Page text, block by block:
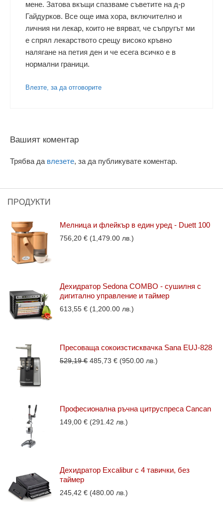
мене. Затова вкъщи спазваме съветите на д-р
Гайдурков. Все още има хора, включително и
личния ни лекар, които не вярват, че съпругът ми
е спрял лекарството срещу високо кръвно
налягане на петия ден и че есега всичко е в
нормални граници.
Влезте, за да отговорите
Вашият коментар
Трябва да влезете, за да публикувате коментар.
ПРОДУКТИ
Мелница и флейкър в един уред - Duett 100
756,20 € (1,479.00 лв.)
Дехидратор Sedona COMBO - сушилня с
дигитално управление и таймер
613,55 € (1,200.00 лв.)
Пресоваща сокоизстисквачка Sana EUJ-828
529,19€ Original
485,73 €Текущата
(950.00 лв.)
Професионална ръчна цитруспреса Cancan
149,00 € (291.42 лв.)
Дехидратор Excalibur с 4 тавички, без
таймер
245,42 € (480.00 лв.)